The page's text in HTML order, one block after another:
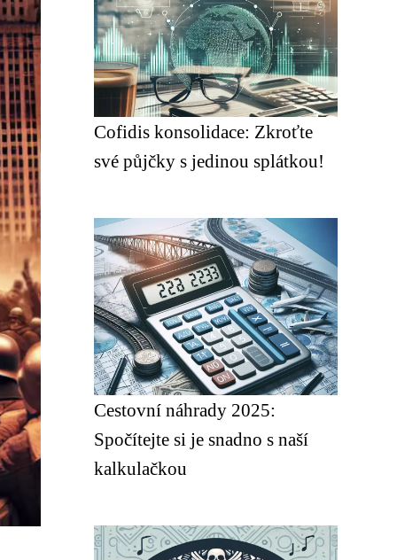
Cofidis konsolidace: Zkroťte
své půjčky s jedinou splátkou!
Cestovní náhrady 2025:
Spočítejte si je snadno s naší
kalkulačkou